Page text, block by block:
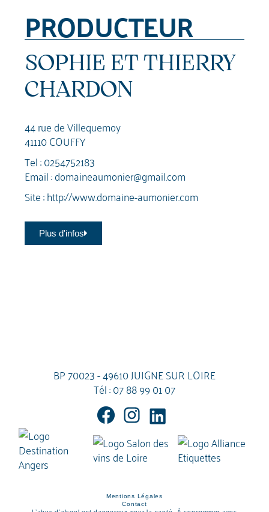
PRODUCTEUR
SOPHIE ET THIERRY
CHARDON
44 rue de Villequemoy
41110 COUFFY
Tel :0254752183
Email :domaineaumonier@gmail.com
Site :http://www.domaine-aumonier.com
Plus d'infos
BP 70023 - 49610 JUIGNE SUR LOIRE
Tél :07 88 99 01 07
Mentions Légales
Contact